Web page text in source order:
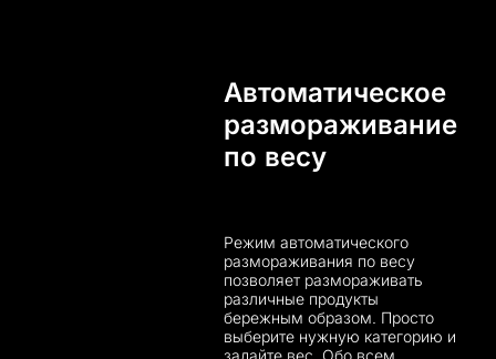
Автоматическое
размораживание
по весу
Режим автоматического
размораживания по весу
позволяет размораживать
различные продукты
бережным образом. Просто
выберите нужную категорию и
задайте вес. Обо всем